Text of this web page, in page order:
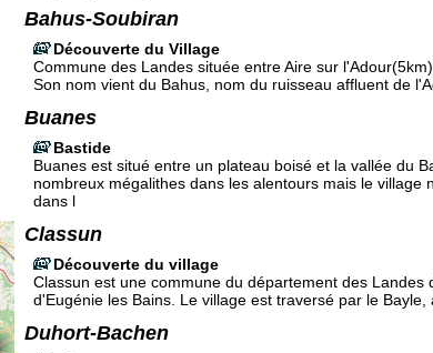
Bahus-Soubiran
Découverte du Village
Commune des Landes située entre Aire sur
Son nom vient du Bahus, nom du ruisseau affluent de
Buanes
Bastide
Buanes est situé entre un plateau boisé et la vallée du
nombreux mégalithes dans les alentours mais le village
dans l
Classun
Découverte du village
Classun est une commune du département des Landes
d'Eugénie les Bains. Le village est traversé par le Bayle,
Duhort-Bachen